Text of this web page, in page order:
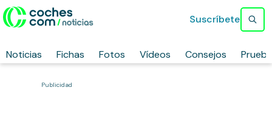
Noticias Fichas Fotos Vídeos Consejos
Suscríbete
Publicidad